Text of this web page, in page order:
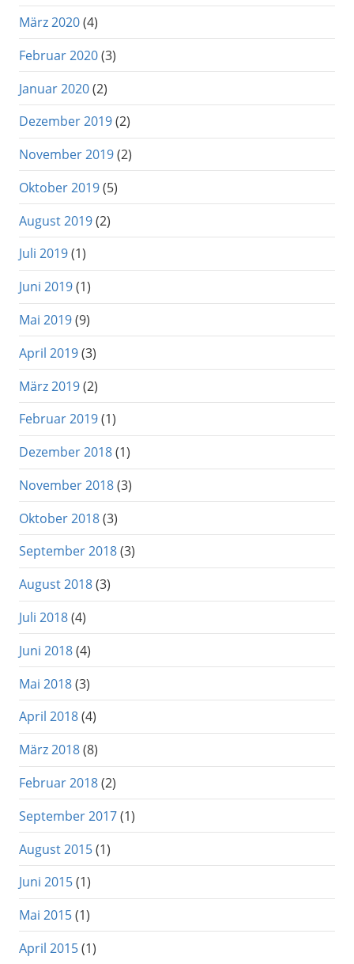
März 2020(4)
Februar 2020(3)
Januar 2020(2)
Dezember 2019(2)
November 2019(2)
Oktober 2019(5)
August 2019(2)
Juli 2019(1)
Juni 2019(1)
Mai 2019(9)
April 2019(3)
März 2019(2)
Februar 2019(1)
Dezember 2018(1)
November 2018(3)
Oktober 2018(3)
September 2018(3)
August 2018(3)
Juli 2018(4)
Juni 2018(4)
Mai 2018(3)
April 2018(4)
März 2018(8)
Februar 2018(2)
September 2017(1)
August 2015(1)
Juni 2015(1)
Mai 2015(1)
April 2015(1)